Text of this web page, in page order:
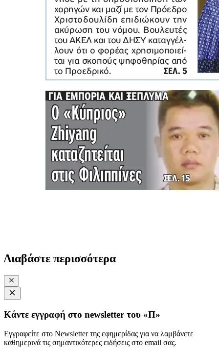
Διαβάστε περισσότερα
Κάντε εγγραφή στο newsletter του «Π»
Εγγραφείτε στο Newsletter της εφημερίδας για να λαμβάνετε
καθημερινά τις σημαντικότερες ειδήσεις στο email σας.